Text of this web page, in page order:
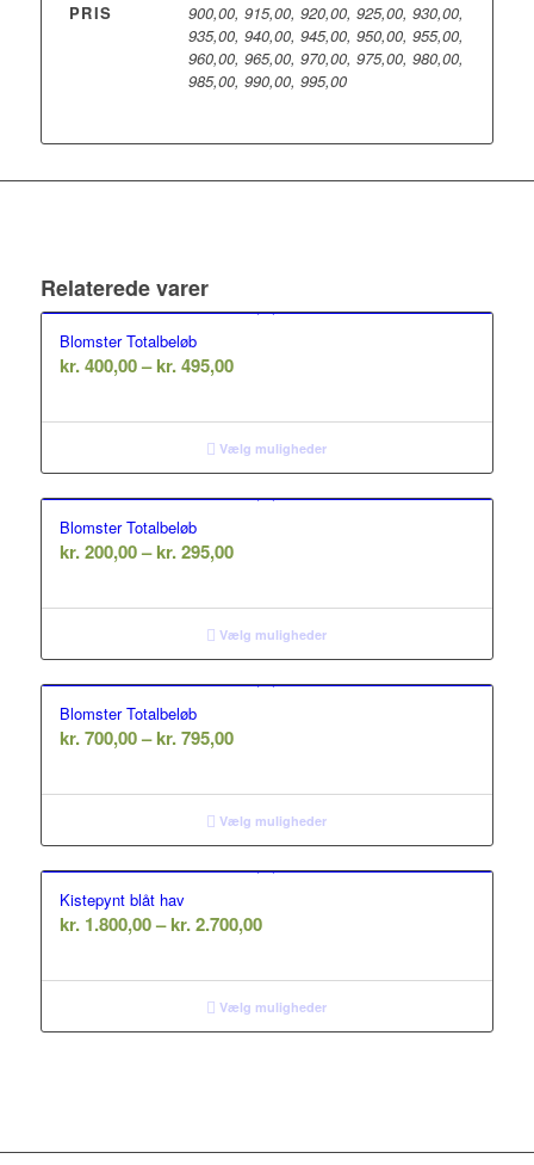
PRIS
900,00, 915,00, 920,00, 925,00, 930,00,
935,00, 940,00, 945,00, 950,00, 955,00,
960,00, 965,00, 970,00, 975,00, 980,00,
985,00, 990,00, 995,00
Relaterede varer
Blomster Totalbeløb
kr.400,00– kr.495,00Prisinterval:
til
kr. 495,00
Vælg muligheder
Blomster Totalbeløb
kr.200,00– kr.295,00Prisinterval:
til
kr. 295,00
Vælg muligheder
Blomster Totalbeløb
kr.700,00– kr.795,00Prisinterval:
til
kr. 795,00
Vælg muligheder
Kistepynt blåt hav
kr.1.800,00– kr.2.700,00Prisinterval:
til
kr. 2.700,00
Vælg muligheder